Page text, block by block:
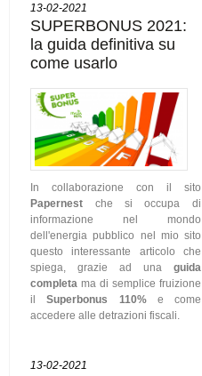
13-02-2021
SUPERBONUS 2021:
la guida definitiva su
come usarlo
In collaborazione con il sito
Papernest che si occupa di
informazione nel mondo
dell'energia pubblico nel mio sito
questo interessante articolo che
spiega, grazie ad una guida
completa ma di semplice fruizione
ilSuperbonus 110%e come
accedere alle detrazioni fiscali.
13-02-2021